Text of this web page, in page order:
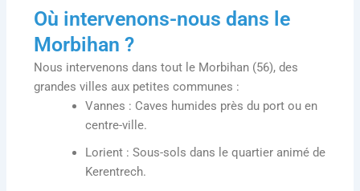
Où intervenons-nous dans le
Morbihan ?
Nous intervenons dans tout le Morbihan (56), des
grandes villes aux petites communes :
Vannes : Caves humides près du port ou en
centre-ville.
Lorient : Sous-sols dans le quartier animé de
Kerentrech.